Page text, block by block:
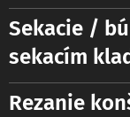
Sekacie /
sekacím
Rezanie